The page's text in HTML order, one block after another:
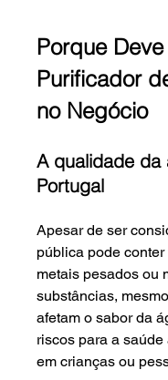
Porque
Purificador
no Negócio
A qualidade da
Portugal
Apesar de ser
pública pode
metais pesados ou
substâncias,
afetam o sabor da
riscos para a
em crianças ou